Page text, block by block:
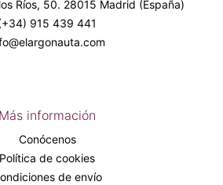
Ríos, 50. 28015 Madrid (España)
915 439 441
Más información
Conócenos
Política de cookies
de envío